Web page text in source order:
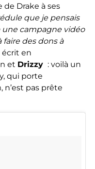
de Drake à ses
que je pensais
campagne vidéo
des dons à
écrit en
et Drizzy : voilà un
qui porte
pas prête